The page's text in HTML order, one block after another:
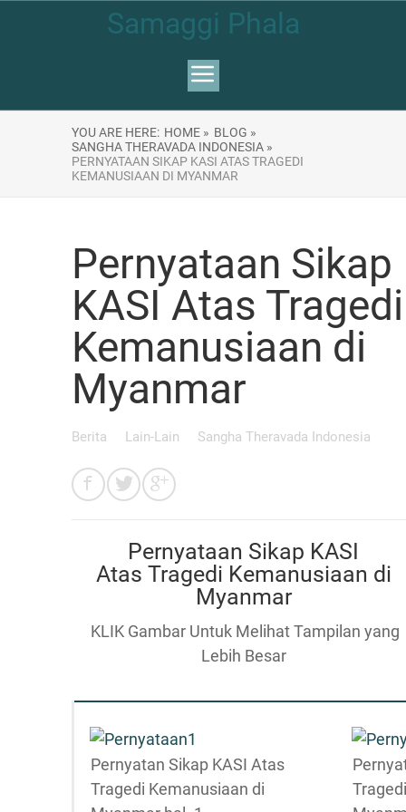
Samaggi Phala
YOU ARE HERE: HOME » BLOG »
SANGHA THERAVADA INDONESIA »
PERNYATAAN SIKAP KASI ATAS TRAGEDI
KEMANUSIAAN DI MYANMAR
Pernyataan Sikap
KASI Atas Tragedi
Kemanusiaan di
Myanmar
Berita Lain-Lain Sangha Theravada Indonesia
Pernyataan Sikap KASI
Atas Tragedi Kemanusiaan di
Myanmar
KLIK Gambar Untuk Melihat Tampilan yang
Lebih Besar
Pernyatan Sikap KASI Atas
Tragedi Kemanusiaan di